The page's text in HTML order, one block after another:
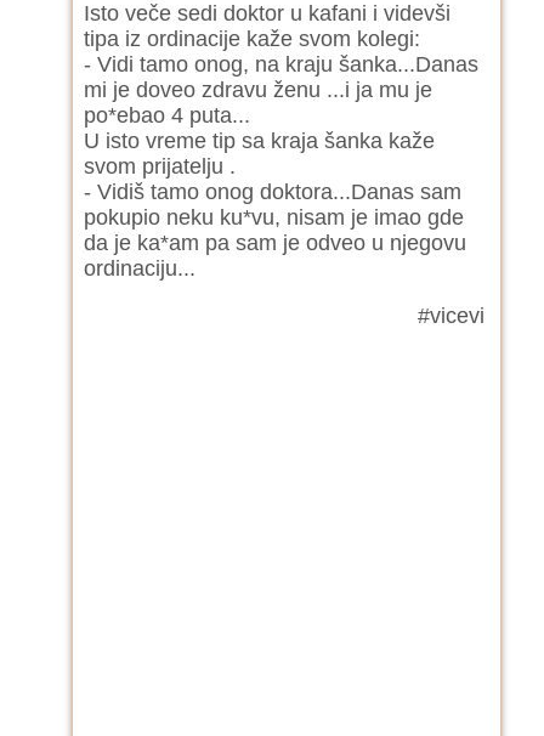
Isto veče sedi doktor u kafani i videvši
tipa iz ordinacije kaže svom kolegi:
- Vidi tamo onog, na kraju šanka...Danas
mi je doveo zdravu ženu ...i ja mu je
po*ebao 4 puta...
U isto vreme tip sa kraja šanka kaže
svom prijatelju .
- Vidiš tamo onog doktora...Danas sam
pokupio neku ku*vu, nisam je imao gde
da je ka*am pa sam je odveo u njegovu
ordinaciju...
#vicevi